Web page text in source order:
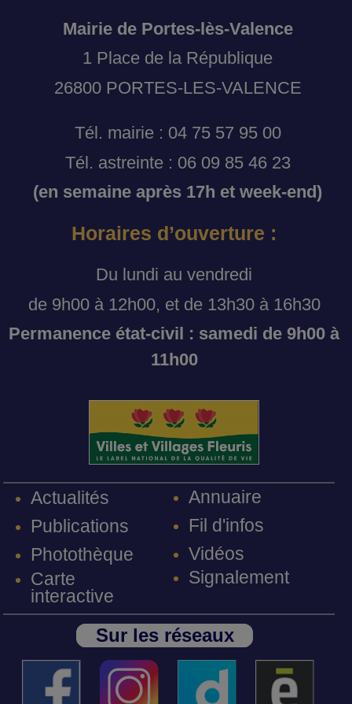
Mairie de Portes-lès-Valence
1 Place de la République
26800 PORTES-LES-VALENCE
Tél. mairie : 04 75 57 95 00
Tél. astreinte : 06 09 85 46 23
(en semaine après 17h et week-end)
Horaires d’ouverture :
Du lundi au vendredi
de 9h00 à 12h00, et de 13h30 à 16h30
Permanence état-civil : samedi de 9h00 à
11h00
Actualités
Publications
Photothèque
Carte
interactive
Annuaire
Fil d'infos
Vidéos
Signalement
Sur les réseaux